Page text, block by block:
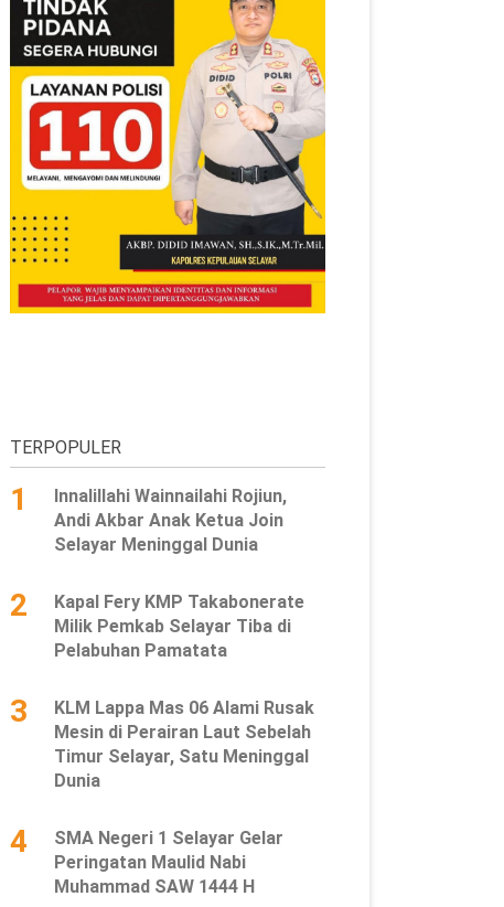
TERPOPULER
1
Innalillahi Wainnailahi Rojiun,
Andi Akbar Anak Ketua Join
Selayar Meninggal Dunia
2
Kapal Fery KMP Takabonerate
Milik Pemkab Selayar Tiba di
Pelabuhan Pamatata
3
KLM Lappa Mas 06 Alami Rusak
Mesin di Perairan Laut Sebelah
Timur Selayar, Satu Meninggal
Dunia
4
SMA Negeri 1 Selayar Gelar
Peringatan Maulid Nabi
Muhammad SAW 1444 H